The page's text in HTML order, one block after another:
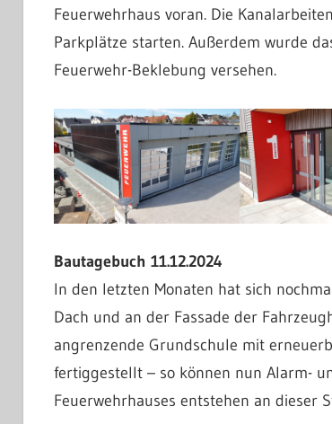
Feuerwehrhaus voran. Die
Parkplätze starten. Außerdem wurde
Feuerwehr-Beklebung versehen.
Bautagebuch 11.12.2024
In den letzten Monaten hat sich
Dach und an der Fassade der
angrenzende Grundschule mit
fertiggestellt – so können nun Alarm-
Feuerwehrhauses entstehen an dieser